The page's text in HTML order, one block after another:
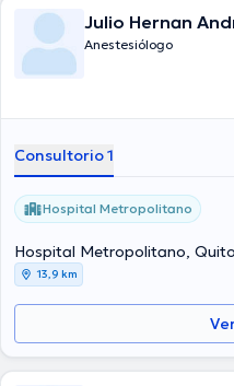
Julio Hernan
Anestesiólogo
Consultorio 1
Hospital Metropolitano
Hospital Metropolitano,
13,9 km